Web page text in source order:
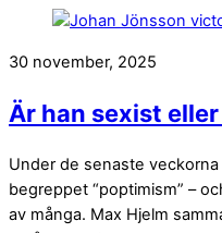
30 november, 2025
Är han sexist
Under de senaste
begreppet “poptimism” –
av många. Max Hjelm